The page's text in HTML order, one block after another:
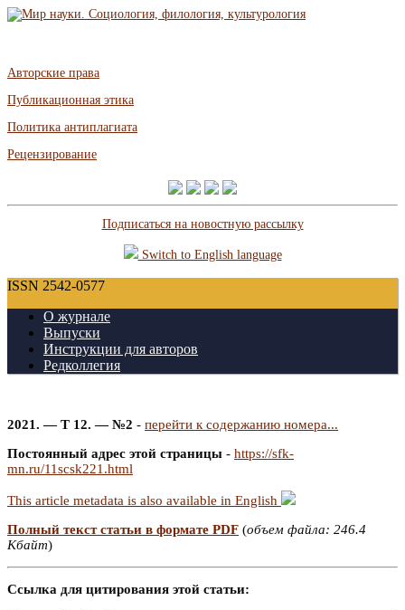
Авторские права
Публикационная этика
Политика антиплагиата
Рецензирование
Подписаться на новостную рассылку
Switch to English language
ISSN 2542-0577
О журнале
Выпуски
Инструкции для авторов
Редколлегия
2021. — Т 12. — №2 - перейти к содержанию номера...
Постоянный адрес этой страницы - https://sfk-
mn.ru/11scsk221.html
This article metadata is also available in English
Полный текст статьи в формате PDF (объем файла: 246.4
Кбайт)
Ссылка для цитирования этой статьи: